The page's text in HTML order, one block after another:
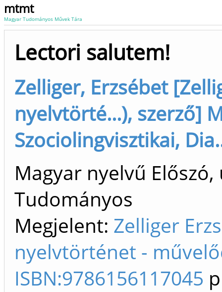
mtmt
Magyar Tudományos Művek Tára
Lectori salutem!
Zelliger, Erzsébet
nyelvtörté...), szerző]
Szociolingvisztikai,
Magyar nyelvű
Tudományos
Megjelent: Zelliger
nyelvtörténet -
ISBN:9786156117045